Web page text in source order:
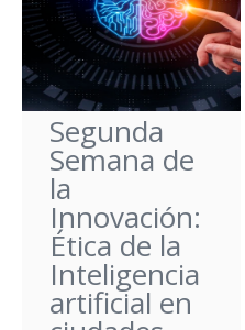
Segunda
Semana de
la
Innovación:
Ética de la
Inteligencia
artificial en